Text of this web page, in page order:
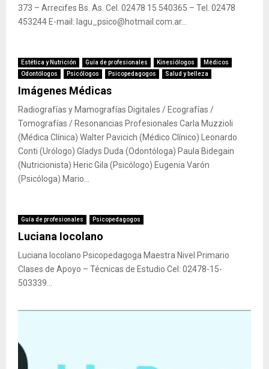
373 – Arrecifes Bs. As. Cel. 02478 15 540365 – Tel. 02478
453244 E-mail: lagu_psico@hotmail.com.ar...
Estética y Nutrición Guía de profesionales Kinesiólogos
Médicos
Odontólogos
Psicólogos Psicopedagogos Salud y belleza
Imágenes Médicas
Radiografías y Mamografías Digitales / Ecografías /
Tomografías / Resonancias Profesionales Carla Muzzioli
(Médica Clínica) Walter Pavicich (Médico Clínico) Leonardo
Conti (Urólogo) Gladys Duda (Odontóloga) Paula Bidegain
(Nutricionista) Heric Gila (Psicólogo) Eugenia Varón
(Psicóloga) Mario...
Guía de profesionales Psicopedagogos
Luciana Iocolano
Luciana Iocolano Psicopedagoga Maestra Nivel Primario
Clases de Apoyo – Técnicas de Estudio Cel: 02478-15-
503339...